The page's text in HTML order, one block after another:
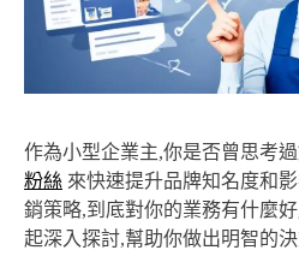
作為小型企業主,你是否曾思考
粉絲 來快速提升品牌知名度和
銷策略,到底對你的業務有什麼
起深入探討,幫助你做出明智的